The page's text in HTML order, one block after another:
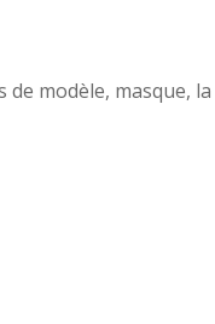
modèle, masque,